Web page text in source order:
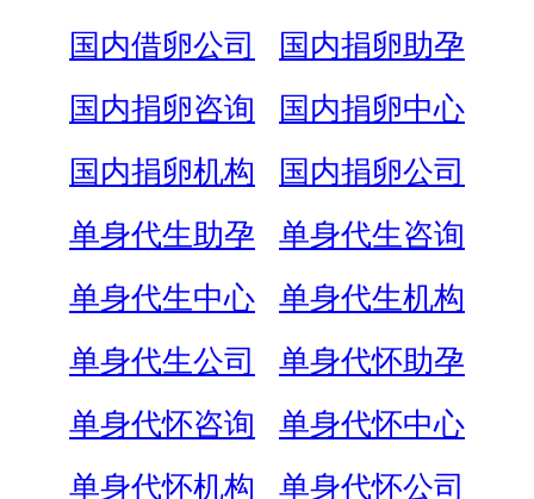
国内借卵公司
国内捐卵助孕
国内捐卵咨询
国内捐卵中心
国内捐卵机构
国内捐卵公司
单身代生助孕
单身代生咨询
单身代生中心
单身代生机构
单身代生公司
单身代怀助孕
单身代怀咨询
单身代怀中心
单身代怀机构
单身代怀公司